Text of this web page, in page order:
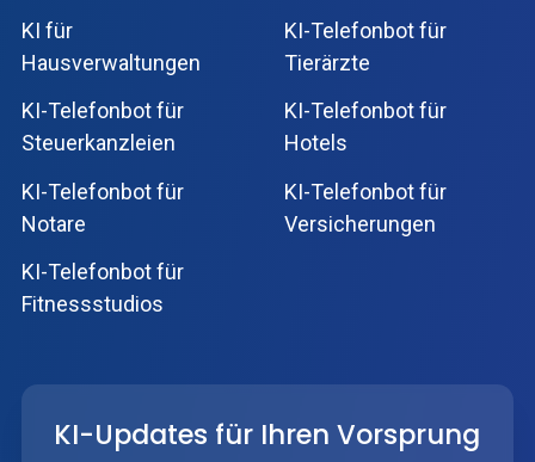
KI für
Hausverwaltungen
KI-Telefonbot für
Tierärzte
KI-Telefonbot für
Steuerkanzleien
KI-Telefonbot für
Hotels
KI-Telefonbot für
Notare
KI-Telefonbot für
Versicherungen
KI-Telefonbot für
Fitnessstudios
KI-Updates für Ihren Vorsprung